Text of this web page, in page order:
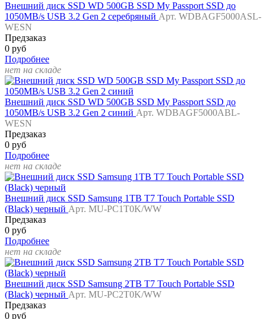
Внешний диск SSD WD 500GB SSD My Passport SSD до
1050MB/s USB 3.2 Gen 2 серебряный Арт. WDBAGF5000ASL-
WESN
Предзаказ
0 руб
Подробнее
нет на складе
Внешний диск SSD WD 500GB SSD My Passport SSD до
1050MB/s USB 3.2 Gen 2 синий Арт. WDBAGF5000ABL-
WESN
Предзаказ
0 руб
Подробнее
нет на складе
Внешний диск SSD Samsung 1TB T7 Touch Portable SSD
(Black) черный Арт. MU-PC1T0K/WW
Предзаказ
0 руб
Подробнее
нет на складе
Внешний диск SSD Samsung 2TB T7 Touch Portable SSD
(Black) черный Арт. MU-PC2T0K/WW
Предзаказ
0 руб